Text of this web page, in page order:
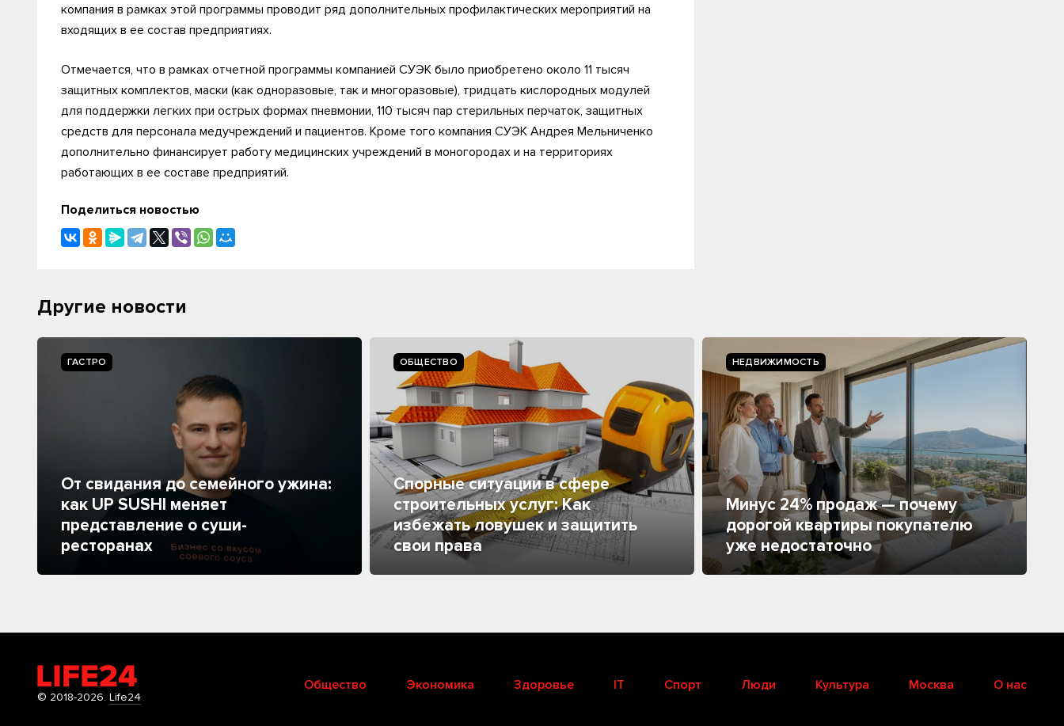
компания в рамках этой программы проводит ряд дополнительных профилактических мероприятий на
входящих в ее состав предприятиях.
Отмечается, что в рамках отчетной программы компанией СУЭК было приобретено около 11 тысяч
защитных комплектов, маски (как одноразовые, так и многоразовые), тридцать кислородных модулей
для поддержки легких при острых формах пневмонии, 110 тысяч пар стерильных перчаток, защитных
средств для персонала медучреждений и пациентов. Кроме того компания СУЭК Андрея Мельниченко
дополнительно финансирует работу медицинских учреждений в моногородах и на территориях
работающих в ее составе предприятий.
Поделиться новостью
Другие новости
ГАСТРО
От свидания до семейного ужина:
как UP SUSHI меняет
представление о суши-
ресторанах
ОБЩЕСТВО
Спорные ситуации в сфере
строительных услуг: Как
избежать ловушек и защитить
свои права
НЕДВИЖИМОСТЬ
Минус 24% продаж — почему
дорогой квартиры покупателю
уже недостаточно
© 2018-2026. Life24
Общество Экономика Здоровье IT Спорт Люди Культура Москва О нас